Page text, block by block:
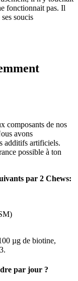
fonctionnait pas. Il
soucis
composants de nos
avons
additifs artificiels.
possible à ton
par 2 Chews:
µg de biotine,
par jour ?